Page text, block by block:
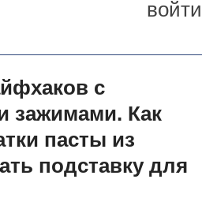
войти
с
зажимами. Как
пасты из
подставку для